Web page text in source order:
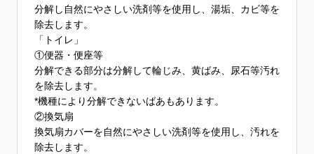
分解し自然にやさしい洗剤等を使用し、湯垢、カビ等を
除去します。
「トイレ」
①便器・便座等
分解できる部分は分解して輪じみ、黄ばみ、尿石等汚れ
を除去します。
*機種により分解できないばあもあります。
②換気扇
換気扇カバーを自然にやさしい洗剤等を使用し、汚れを
除去します。